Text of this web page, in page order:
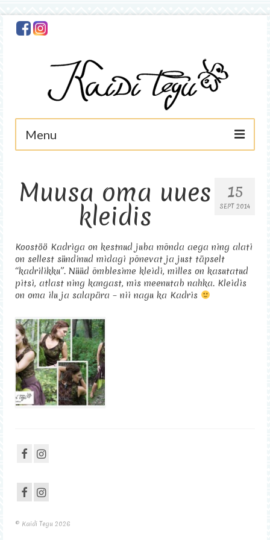
Menu
Minust
Käsitöö
Asjad müügis
Sisustus
Kontakt
15
SEPT 2014
Muusa oma uues
kleidis
Koostöö Kadriga on kestnud juba mõnda aega ning alati
on sellest sündinud midagi põnevat ja just täpselt
“kadrilikku”. Nüüd õmblesime kleidi, milles on kasutatud
pitsi, atlast ning kangast, mis meenutab nahka. Kleidis
on oma ilu ja salapära – nii nagu ka Kadris
© Kaidi Tegu 2026